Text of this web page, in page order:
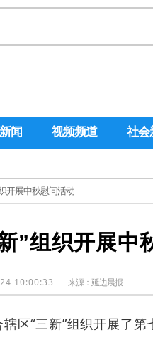
闻 视频频道 社会
开展中秋慰问活动
”组织开展中
10:00:33 来源： 延边晨报
区“三新”组织开展了第